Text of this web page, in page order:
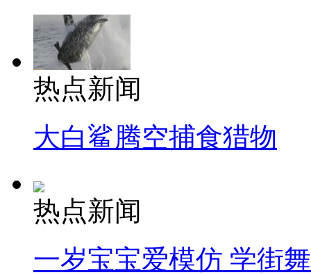
热点新闻
大白鲨腾空捕食猎物
热点新闻
一岁宝宝爱模仿 学街